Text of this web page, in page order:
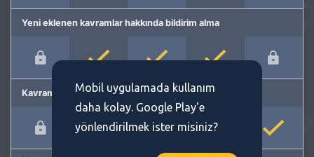
Yeni eklenen kavramlar hakkında bildirim alma
Kavram önermeMobil uygulamada kullanım
daha kolay. Google Play'e
yönlendirilmek ister misiniz?